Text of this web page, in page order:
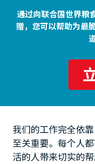
通过向联合国世界粮
赠，您可以帮助为最
我们的工作完全依
至关重要。每个人
活的人带来切实的